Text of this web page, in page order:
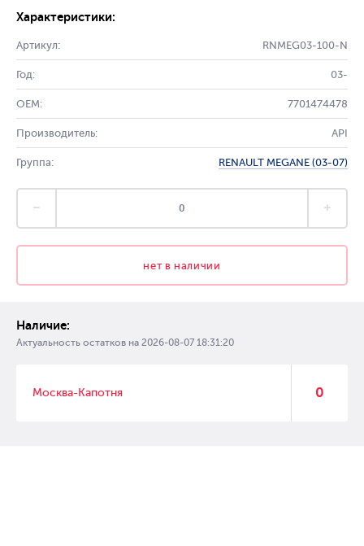
Характеристики:
Артикул: RNMEG03-100-N
Год: 03-
OEM: 7701474478
Производитель: API
Группа: RENAULT MEGANE (03-07)
нет в наличии
Наличие:
Актуальность остатков на 2026-08-07 18:31:20
Москва-Капотня 0